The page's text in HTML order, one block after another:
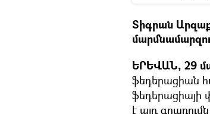
Տիգրան
ԵՐԵՎԱՆ, 29
ֆեդերացիան
ֆեդերացիայի
է այդ